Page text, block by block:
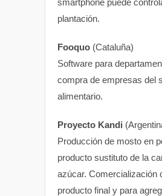
smartphone puede
plantación.
Fooquo (Cataluña)
Software para
compra de empresas del
alimentario.
Proyecto Kandi
Producción de mosto en
producto sustituto de la
azúcar. Comercialización
producto final y para